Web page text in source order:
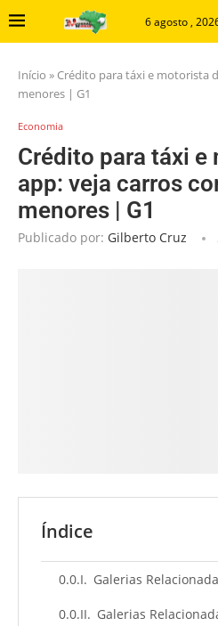
6 agosto ,
Início » Crédito para táxi e motorista
menores | G1
Economia
Crédito para táxi e
app: veja carros
menores | G1
Publicado por: Gilberto Cruz
Índice
Galerias
Galerias